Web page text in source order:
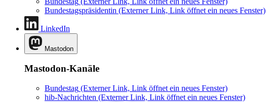
Bundestagspräsidentin (Externer Link, Link öffnet ein neues Fenster)
LinkedIn
Mastodon
Mastodon-Kanäle
Bundestag (Externer Link, Link öffnet ein neues Fenster)
hib-Nachrichten (Externer Link, Link öffnet ein neues Fenster)